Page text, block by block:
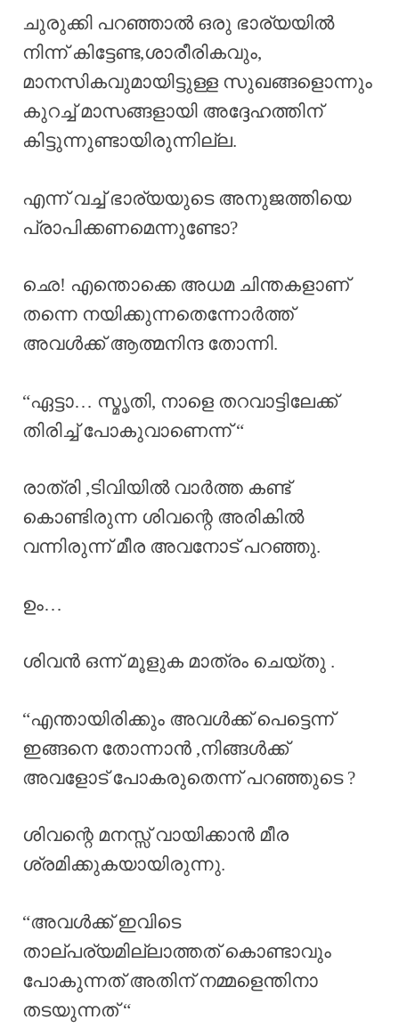
ചുരുക്കി പറഞ്ഞാൽ ഒരു ഭാര്യയിൽ
നിന്ന് കിട്ടേണ്ട,ശാരീരികവും,
മാനസികവുമായിട്ടുള്ള സുഖങ്ങളൊന്നും
കുറച്ച് മാസങ്ങളായി അദ്ദേഹത്തിന്
കിട്ടുന്നുണ്ടായിരുന്നില്ല.
എന്ന് വച്ച് ഭാര്യയുടെ അനുജത്തിയെ
പ്രാപിക്കണമെന്നുണ്ടോ?
ഛെ! എന്തൊക്കെ അധമ ചിന്തകളാണ്
തന്നെ നയിക്കുന്നതെന്നോർത്ത്
അവൾക്ക് ആത്മനിന്ദ തോന്നി.
“ഏട്ടാ… സ്മൃതി, നാളെ തറവാട്ടിലേക്ക്
തിരിച്ച് പോകുവാണെന്ന് “
രാത്രി ,ടിവിയിൽ വാർത്ത കണ്ട്
കൊണ്ടിരുന്ന ശിവന്റെ അരികിൽ
വന്നിരുന്ന് മീര അവനോട് പറഞ്ഞു.
ഉം…
ശിവൻ ഒന്ന് മൂളുക മാത്രം ചെയ്തു .
“എന്തായിരിക്കും അവൾക്ക് പെട്ടെന്ന്
ഇങ്ങനെ തോന്നാൻ ,നിങ്ങൾക്ക്
അവളോട് പോകരുതെന്ന് പറഞ്ഞുടെ ?
ശിവന്റെ മനസ്സ് വായിക്കാൻ മീര
ശ്രമിക്കുകയായിരുന്നു.
“അവൾക്ക് ഇവിടെ
താല്പര്യമില്ലാത്തത് കൊണ്ടാവും
പോകുന്നത് അതിന് നമ്മളെന്തിനാ
തടയുന്നത് “